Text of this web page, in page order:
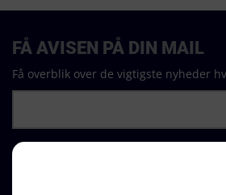
FÅ AVISEN PÅ DIN MAIL
Få overblik over de vigtigste nyheder